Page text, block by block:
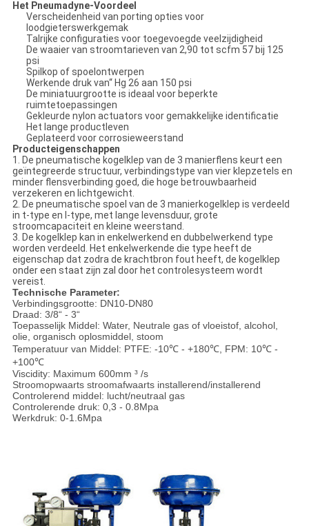
Het Pneumadyne-Voordeel
Verscheidenheid van porting opties voor
loodgieterswerkgemak
Talrijke configuraties voor toegevoegde veelzijdigheid
De waaier van stroomtarieven van 2,90 tot scfm 57 bij 125
psi
Spilkop of spoelontwerpen
Werkende druk van“ Hg 26 aan 150 psi
De miniatuurgrootte is ideaal voor beperkte
ruimtetoepassingen
Gekleurde nylon actuators voor gemakkelijke identificatie
Het lange productleven
Geplateerd voor corrosieweerstand
Producteigenschappen
1. De pneumatische kogelklep van de 3 manierflens keurt een
geïntegreerde structuur, verbindingstype van vier klepzetels en
minder flensverbinding goed, die hoge betrouwbaarheid
verzekeren en lichtgewicht.
2. De pneumatische spoel van de 3 manierkogelklep is verdeeld
in t-type en l-type, met lange levensduur, grote
stroomcapaciteit en kleine weerstand.
3. De kogelklep kan in enkelwerkend en dubbelwerkend type
worden verdeeld. Het enkelwerkende die type heeft de
eigenschap dat zodra de krachtbron fout heeft, de kogelklep
onder een staat zijn zal door het controlesysteem wordt
vereist.
Technische Parameter:
Verbindingsgrootte: DN10-DN80
Draad: 3/8“ - 3“
Toepasselijk Middel: Water, Neutrale gas of vloeistof, alcohol,
olie, organisch oplosmiddel, stoom
Temperatuur van Middel: PTFE: -10℃ - +180℃, FPM: 10℃ -
+100℃
Viscidity: Maximum 600mm ³ /s
Stroomopwaarts stroomafwaarts installerend/installerend
Controlerend middel: lucht/neutraal gas
Controlerende druk: 0,3 - 0.8Mpa
Werkdruk: 0-1.6Mpa